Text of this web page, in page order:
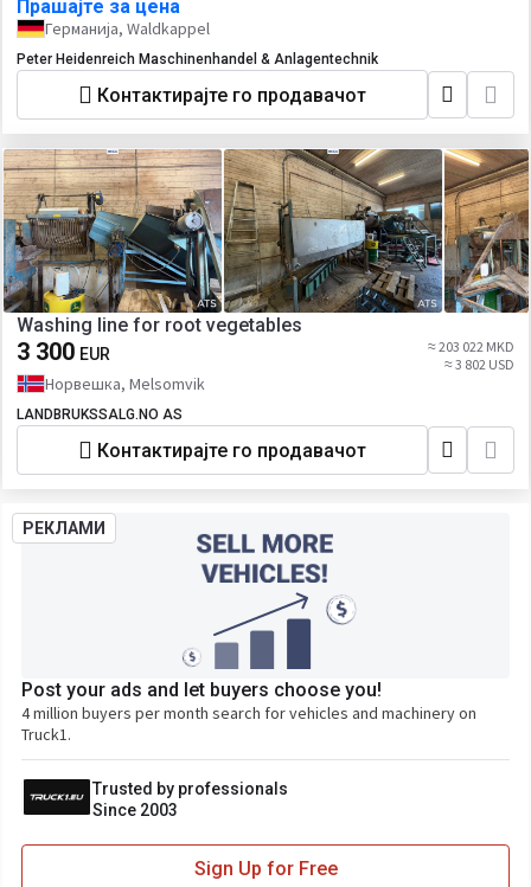
Прашајте за цена
Германија, Waldkappel
Peter Heidenreich Maschinenhandel & Anlagentechnik
Контактирајте го продавачот
Washing line for root vegetables
3 300 EUR
≈ 203 022 MKD
≈ 3 802 USD
Норвешка, Melsomvik
LANDBRUKSSALG.NO AS
Контактирајте го продавачот
РЕКЛАМИ
Post your ads and let buyers choose you!
4 million buyers per month search for vehicles and machinery on
Truck1.
Trusted by professionals
Since 2003
Sign Up for Free